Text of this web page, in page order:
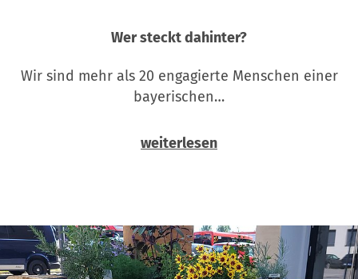
Wer steckt dahinter?
Wir sind mehr als 20 engagierte Menschen einer
bayerischen…
weiterlesen